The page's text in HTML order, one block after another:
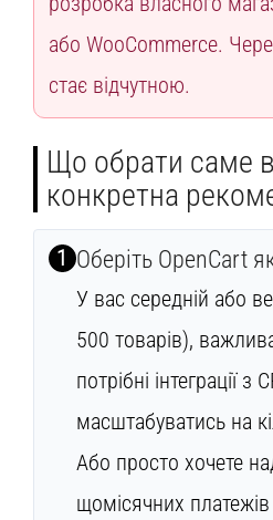
або WooCommerce.
стає відчутною.
Що обрати саме
конкретна
1 Оберіть OpenCart
У вас середній або
500 товарів),
потрібні інтеграції з
масштабуватись на
Або просто хочете
щомісячних